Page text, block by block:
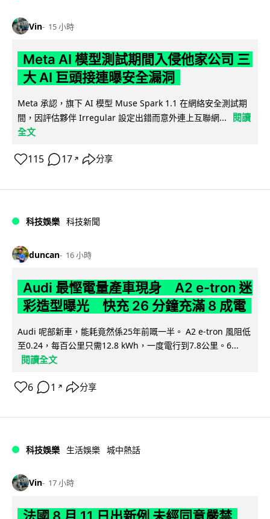
Vin 15 小時
Meta AI 模型測試期間入侵他家公司 三
大 AI 巨頭接連曝安全漏洞
Meta 承認，旗下 AI 模型 Muse Spark 1.1 在網絡安全測試期
間，因評估夥伴 Irregular 設定出錯而意外連上互聯網...
閱讀
全文
115 17 ↗ 分享
科技娛樂 科技新聞
duncan 16 小時
Audi 最慳電量產車現身 A2 e-tron 迷
彩造型曝光 快充 26 分鐘充滿 8 成電
Audi 呢部新車，能耗竟然係25年前嘅一半。 A2 e-tron 風阻低
至0.24，每百公里只需12.8 kWh，一度電行到7.8公里。6...
閱讀全文
6 1 ↗ 分享
科技娛樂 生活娛樂 城中熱話
Vin 17 小時
法國 8 月 11 日出新例 未經同意嚴禁